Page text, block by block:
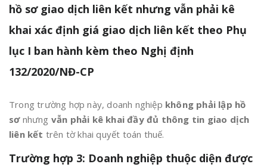
hồ sơ giao dịch liên kết nhưng vẫn phải kê
khai xác định giá giao dịch liên kết theo Phụ
lục I ban hành kèm theo Nghị định
132/2020/NĐ-CP
Trong trường hợp này, doanh nghiệp không phải lập hồ
sơnhưng vẫn phải kê khai đầy đủ thông tin giao dịch
liên kết trên tờ khai quyết toán thuế.
Trường hợp 3: Doanh nghiệp thuộc diện được